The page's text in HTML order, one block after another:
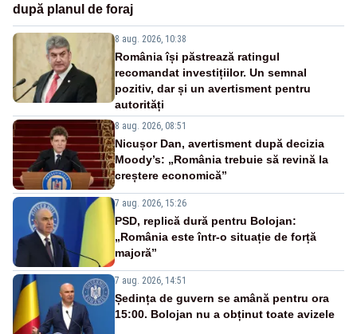
după planul de foraj
8 aug. 2026, 10:38
România își păstrează ratingul
recomandat investițiilor. Un semnal
pozitiv, dar și un avertisment pentru
autorități
8 aug. 2026, 08:51
Nicușor Dan, avertisment după decizia
Moody’s: „România trebuie să revină la
creștere economică”
7 aug. 2026, 15:26
PSD, replică dură pentru Bolojan:
„România este într-o situație de forță
majoră”
7 aug. 2026, 14:51
Ședința de guvern se amână pentru ora
15:00. Bolojan nu a obținut toate avizele